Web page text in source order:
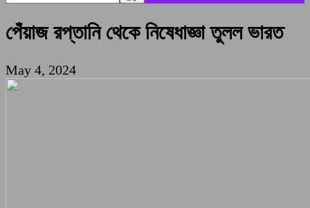
পেঁয়াজ রপ্তানি থেকে নিষেধাজ্ঞা তুলল ভারত
May 4, 2024